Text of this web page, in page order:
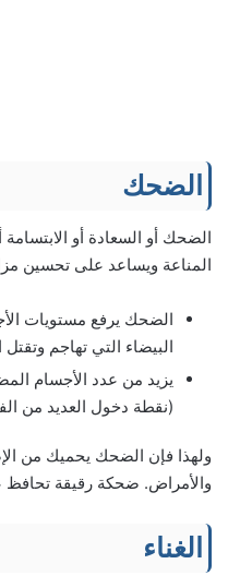
الضحك
الضحك أو السعادة أو
المناعة ويساعد على تحسين
الضحك يرفع مستويات
البيضاء التي تهاجم وتقتل
يزيد من عدد الأجسام
(نقطة دخول العديد من
ولهذا فإن الضحك يحميك من
والأمراض. ضحكة رقيقة
الغناء